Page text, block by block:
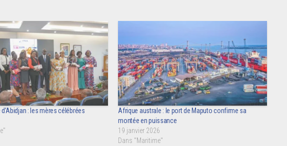
: les mères célébrées
Afrique australe : le port de Maputo confirme sa
montée en puissance
19 janvier 2026
Dans "Maritime"